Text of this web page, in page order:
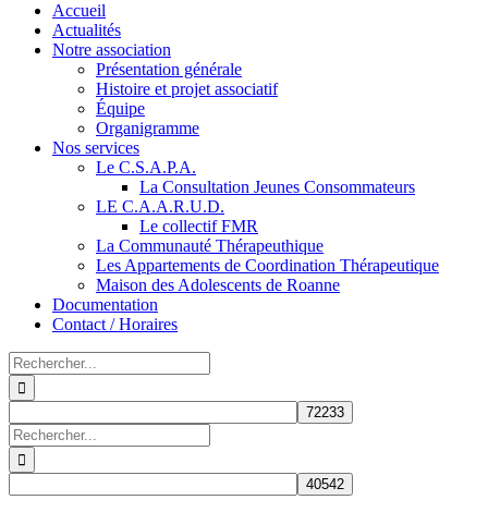
Accueil
Actualités
Notre association
Présentation générale
Histoire et projet associatif
Équipe
Organigramme
Nos services
Le C.S.A.P.A.
La Consultation Jeunes Consommateurs
LE C.A.A.R.U.D.
Le collectif FMR
La Communauté Thérapeuthique
Les Appartements de Coordination Thérapeutique
Maison des Adolescents de Roanne
Documentation
Contact / Horaires
Rechercher:
Rechercher: